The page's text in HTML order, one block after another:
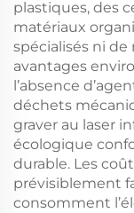
plastiques, des
matériaux
spécialisés ni
avantages
l’absence
déchets
graver au laser
écologique
durable. Les
prévisiblement
consomment